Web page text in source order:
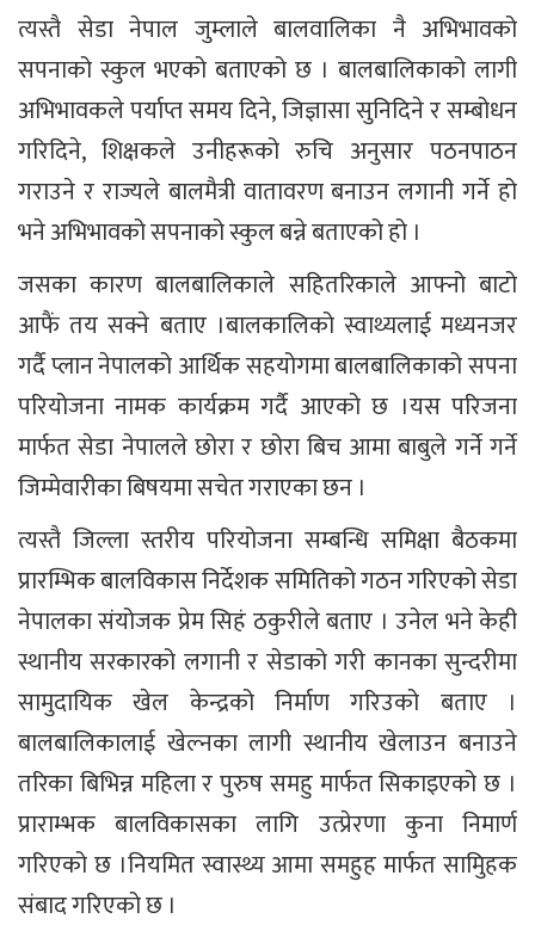
त्यस्तै सेडा नेपाल जुम्लाले बालवालिका नै अभिभावको
सपनाको स्कुल भएको बताएको छ । बालबालिकाको लागी
अभिभावकले पर्याप्त समय दिने, जिज्ञासा सुनिदिने र सम्बोधन
गरिदिने, शिक्षकले उनीहरूको रुचि अनुसार पठनपाठन
गराउने र राज्यले बालमैत्री वातावरण बनाउन लगानी गर्ने हो
भने अभिभावको सपनाको स्कुल बन्ने बताएको हो ।
जसका कारण बालबालिकाले सहितरिकाले आफ्नो बाटो
आफैं तय सक्ने बताए ।बालकालिको स्वाथ्यलाई मध्यनजर
गर्दै प्लान नेपालको आर्थिक सहयोगमा बालबालिकाको सपना
परियोजना नामक कार्यक्रम गर्दै आएको छ ।यस परिजना
मार्फत सेडा नेपालले छोरा र छोरा बिच आमा बाबुले गर्ने गर्ने
जिम्मेवारीका बिषयमा सचेत गराएका छन ।
त्यस्तै जिल्ला स्तरीय परियोजना सम्बन्धि समिक्षा बैठकमा
प्रारम्भिक बालविकास निर्देशक समितिको गठन गरिएको सेडा
नेपालका संयोजक प्रेम सिहं ठकुरीले बताए । उनेल भने केही
स्थानीय सरकारको लगानी र सेडाको गरी कानका सुन्दरीमा
सामुदायिक खेल केन्द्रको निर्माण गरिउको बताए ।
बालबालिकालाई खेल्नका लागी स्थानीय खेलाउन बनाउने
तरिका बिभिन्न महिला र पुरुष समहु मार्फत सिकाइएको छ ।
प्राराम्भक बालविकासका लागि उत्प्रेरणा कुना निमार्ण
गरिएको छ ।नियमित स्वास्थ्य आमा समहुह मार्फत सामुिहक
संबाद गरिएको छ ।